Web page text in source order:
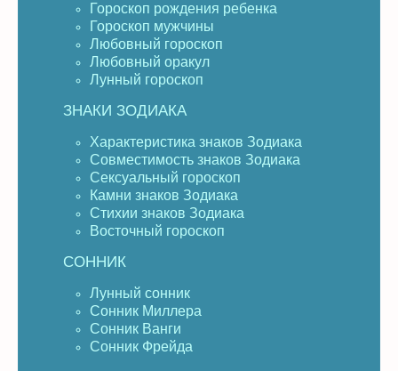
Гороскоп рождения ребенка
Гороскоп мужчины
Любовный гороскоп
Любовный оракул
Лунный гороскоп
ЗНАКИ ЗОДИАКА
Характеристика знаков Зодиака
Совместимость знаков Зодиака
Сексуальный гороскоп
Камни знаков Зодиака
Стихии знаков Зодиака
Восточный гороскоп
СОННИК
Лунный сонник
Сонник Миллера
Сонник Ванги
Сонник Фрейда